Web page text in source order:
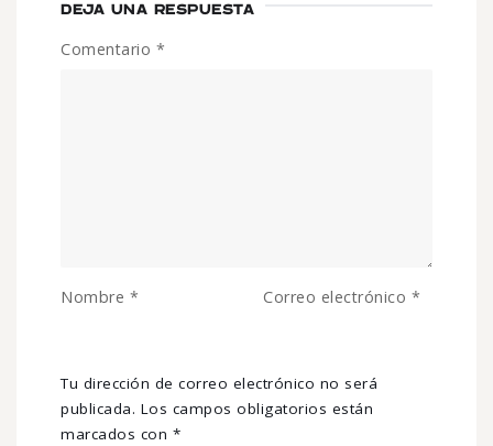
DEJA UNA RESPUESTA
Tu dirección de correo electrónico no será
publicada. Los campos obligatorios están
marcados con *
Comentario *
Nombre * Correo electrónico *